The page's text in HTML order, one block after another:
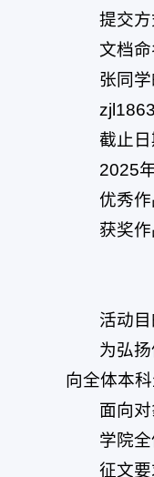
提交方
文档
张同学
截止日
2025
优秀作
获奖
活动
为弘
向全体本
面向对
学院
征文要